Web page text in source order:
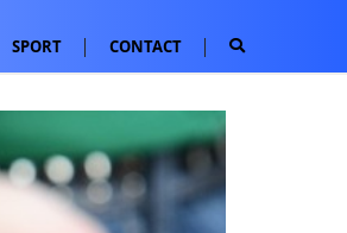
SPORT CONTACT